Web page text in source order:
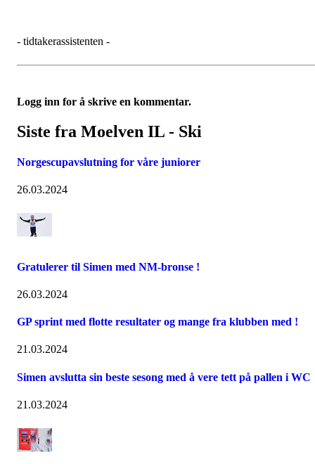
- tidtakerassistenten -
Logg inn for å skrive en kommentar.
Siste fra Moelven IL - Ski
Norgescupavslutning for våre juniorer
26.03.2024
Gratulerer til Simen med NM-bronse !
26.03.2024
GP sprint med flotte resultater og mange fra klubben med !
21.03.2024
Simen avslutta sin beste sesong med å vere tett på pallen i WC
21.03.2024